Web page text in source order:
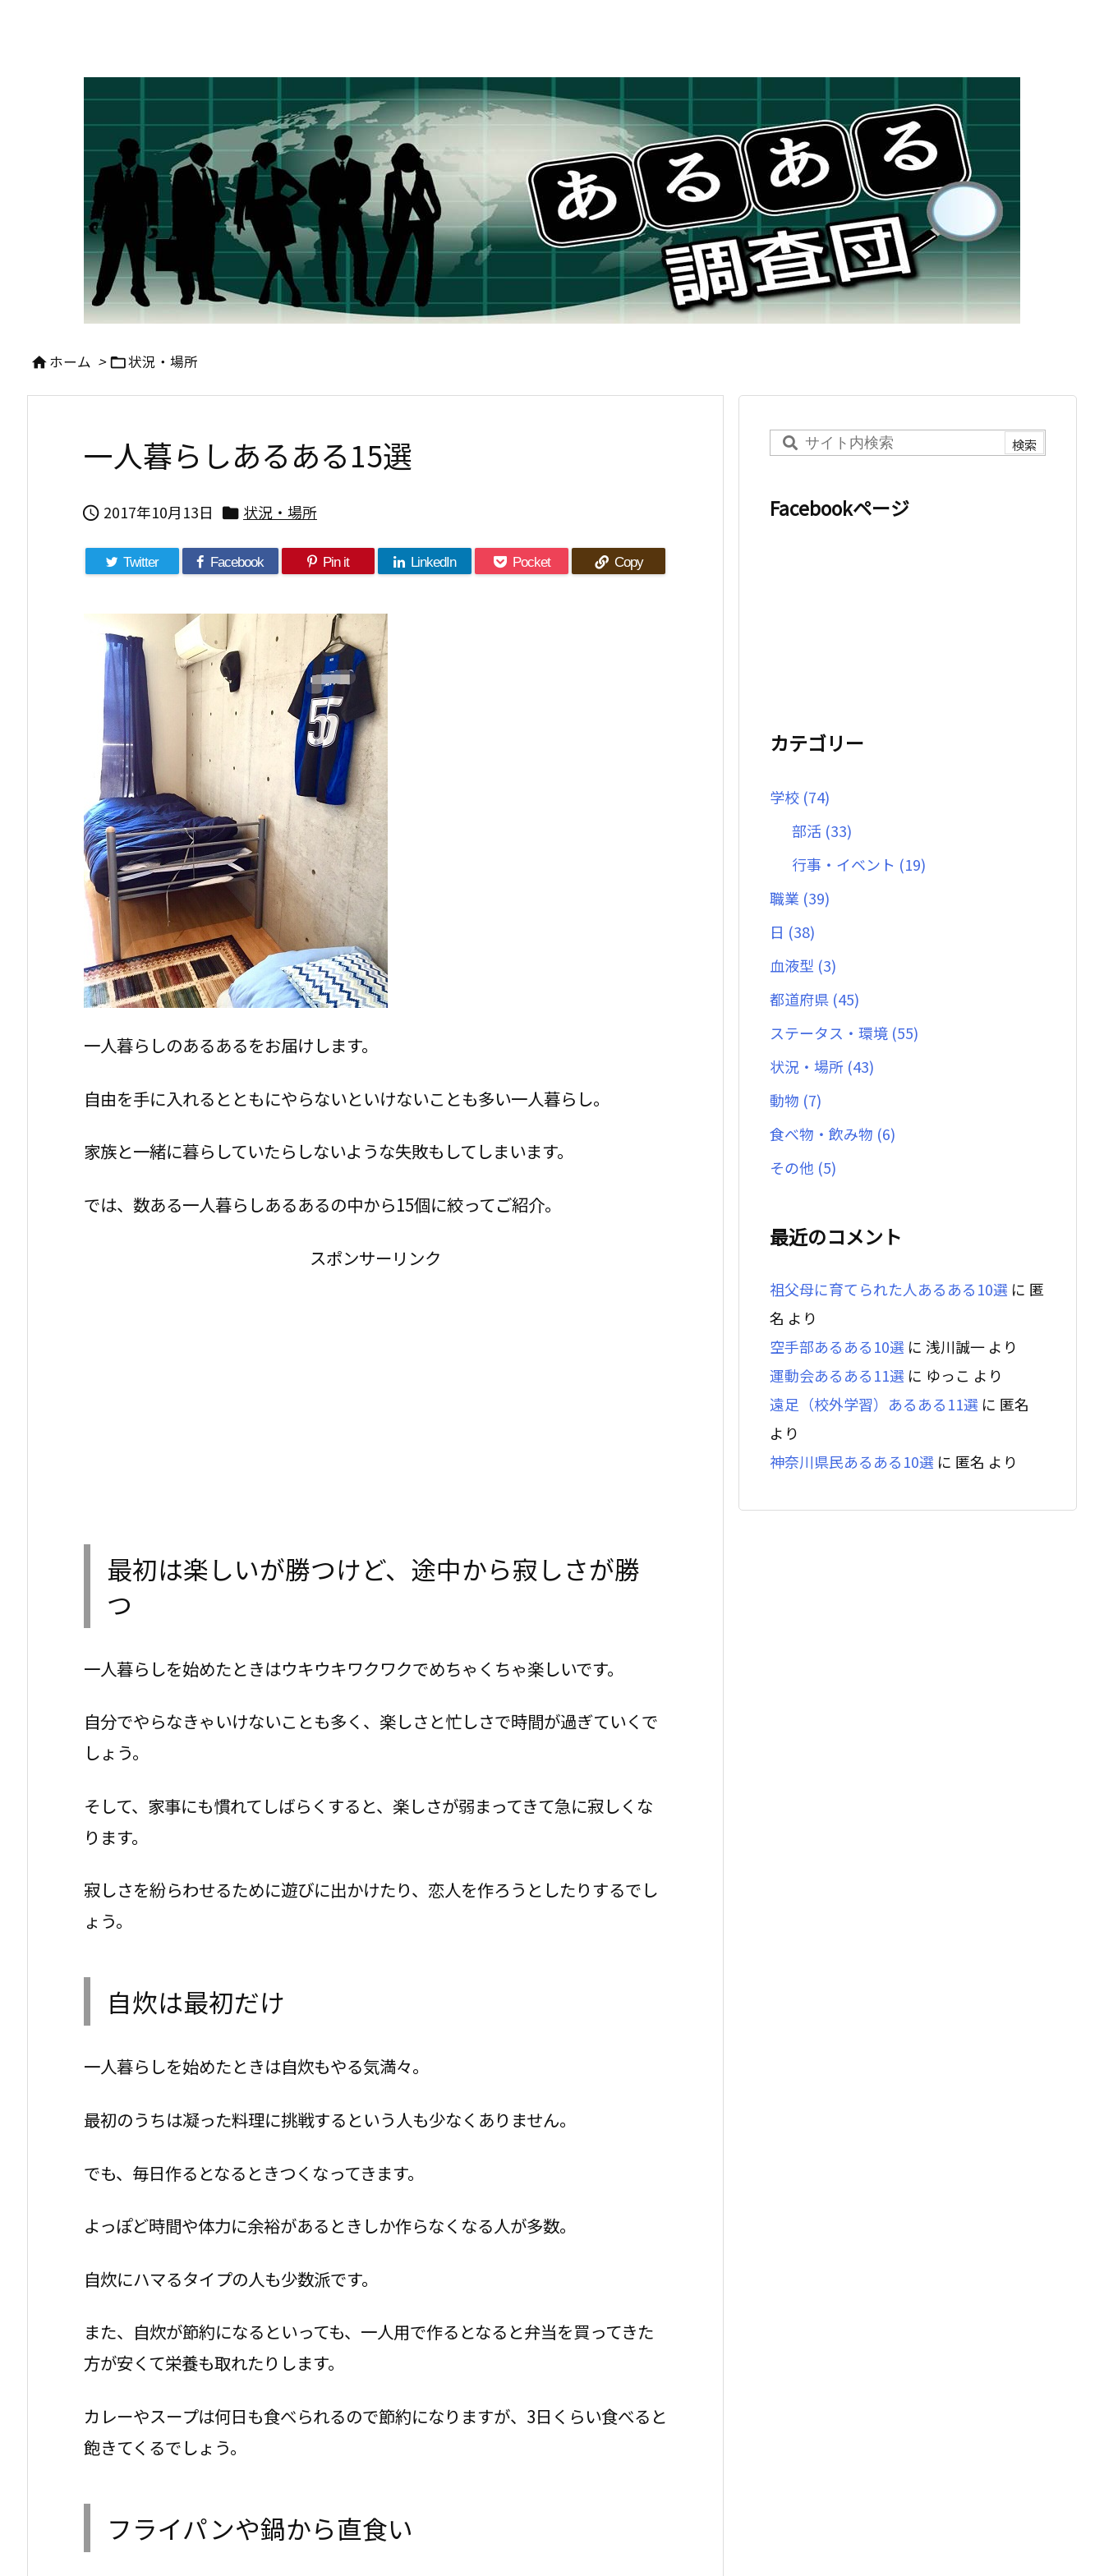
ホーム > 状況・場所
一人暮らしあるある15選
 2017年10月13日  状況・場所
Twitter Facebook Pin it LinkedIn Pocket Copy
一人暮らしのあるあるをお届けします。
自由を手に入れるとともにやらないといけないことも多い一人暮らし。
家族と一緒に暮らしていたらしないような失敗もしてしまいます。
では、数ある一人暮らしあるあるの中から15個に絞ってご紹介。
スポンサーリンク
最初は楽しいが勝つけど、途中から寂しさが勝
つ
一人暮らしを始めたときはウキウキワクワクでめちゃくちゃ楽しいです。
自分でやらなきゃいけないことも多く、楽しさと忙しさで時間が過ぎていくで
しょう。
そして、家事にも慣れてしばらくすると、楽しさが弱まってきて急に寂しくな
ります。
寂しさを紛らわせるために遊びに出かけたり、恋人を作ろうとしたりするでし
ょう。
自炊は最初だけ
一人暮らしを始めたときは自炊もやる気満々。
最初のうちは凝った料理に挑戦するという人も少なくありません。
でも、毎日作るとなるときつくなってきます。
よっぽど時間や体力に余裕があるときしか作らなくなる人が多数。
自炊にハマるタイプの人も少数派です。
また、自炊が節約になるといっても、一人用で作るとなると弁当を買ってきた
方が安くて栄養も取れたりします。
カレーやスープは何日も食べられるので節約になりますが、3日くらい食べると
飽きてくるでしょう。
フライパンや鍋から直食い
Facebookページ
カテゴリー
学校 (74)
部活 (33)
行事・イベント (19)
職業 (39)
日 (38)
血液型 (3)
都道府県 (45)
ステータス・環境 (55)
状況・場所 (43)
動物 (7)
食べ物・飲み物 (6)
その他 (5)
最近のコメント
祖父母に育てられた人あるある10選 に 匿
名 より
空手部あるある10選 に 浅川誠一 より
運動会あるある11選 に ゆっこ より
遠足（校外学習）あるある11選 に 匿名
より
神奈川県民あるある10選 に 匿名 より